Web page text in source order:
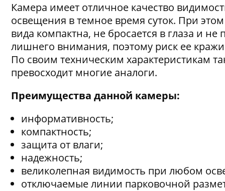
Камера имеет отличное качество
освещения в темное время суток. При
вида компактна, не бросается в глаза и не
лишнего внимания, поэтому риск ее
По своим техническим характеристикам
превосходит многие аналоги.
Преимущества данной камеры:
информативность;
компактность;
защита от влаги;
надежность;
великолепная видимость при любом
отключаемые линии парковочной